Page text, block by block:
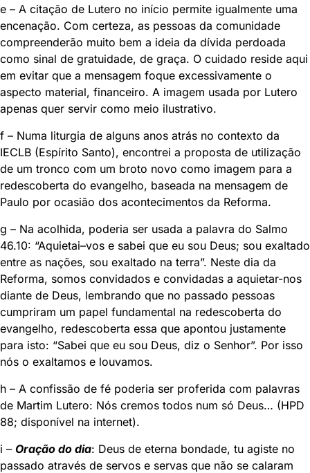
e – A citação de Lutero no início permite igualmente uma
encenação. Com certeza, as pessoas da comunidade
compreenderão muito bem a ideia da dívida perdoada
como sinal de gratuidade, de graça. O cuidado reside aqui
em evitar que a mensagem foque excessivamente o
aspecto material, financeiro. A imagem usada por Lutero
apenas quer servir como meio ilustrativo.
f – Numa liturgia de alguns anos atrás no contexto da
IECLB (Espírito Santo), encontrei a proposta de utilização
de um tronco com um broto novo como imagem para a
redescoberta do evangelho, baseada na mensagem de
Paulo por ocasião dos acontecimentos da Reforma.
g – Na acolhida, poderia ser usada a palavra do Salmo
46.10: “Aquietai–vos e sabei que eu sou Deus; sou exaltado
entre as nações, sou exaltado na terra”. Neste dia da
Reforma, somos convidados e convidadas a aquietar-nos
diante de Deus, lembrando que no passado pessoas
cumpriram um papel fundamental na redescoberta do
evangelho, redescoberta essa que apontou justamente
para isto: “Sabei que eu sou Deus, diz o Senhor”. Por isso
nós o exaltamos e louvamos.
h – A confissão de fé poderia ser proferida com palavras
de Martim Lutero: Nós cremos todos num só Deus… (HPD
88; disponível na internet).
i – Oração do dia: Deus de eterna bondade, tu agiste no
passado através de servos e servas que não se calaram